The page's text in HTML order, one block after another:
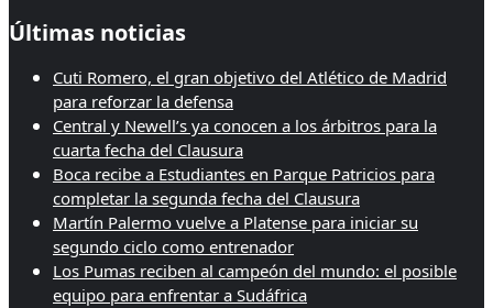
Últimas noticias
Cuti Romero, el gran objetivo del Atlético de Madrid
para reforzar la defensa
Central y Newell’s ya conocen a los árbitros para la
cuarta fecha del Clausura
Boca recibe a Estudiantes en Parque Patricios para
completar la segunda fecha del Clausura
Martín Palermo vuelve a Platense para iniciar su
segundo ciclo como entrenador
Los Pumas reciben al campeón del mundo: el posible
equipo para enfrentar a Sudáfrica